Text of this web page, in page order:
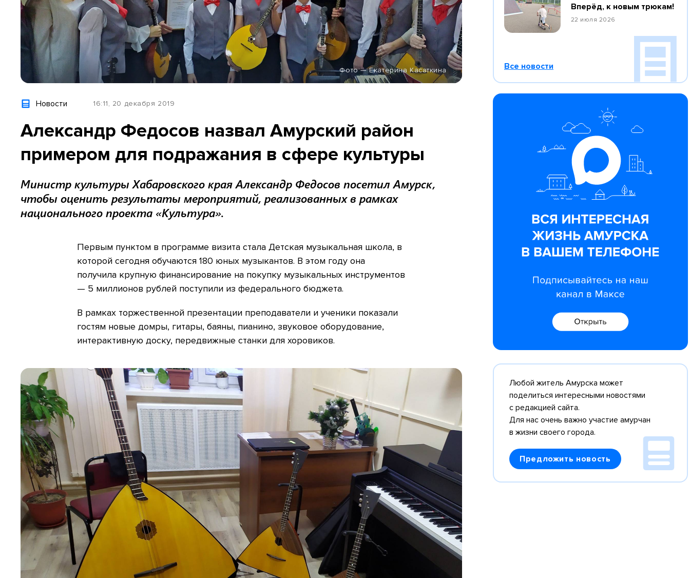
Фото — Екатерина Касаткина
Новости 16:11, 20 декабря 2019
Александр Федосов назвал Амурский район
примером для подражания в сфере культуры
Министр культуры Хабаровского края Александр Федосов посетил Амурск,
чтобы оценить результаты мероприятий, реализованных в рамках
национального проекта «Культура».
Первым пунктом в программе визита стала Детская музыкальная школа, в
которой сегодня обучаются 180 юных музыкантов. В этом году она
получила крупную финансирование на покупку музыкальных инструментов
— 5 миллионов рублей поступили из федерального бюджета.
В рамках торжественной презентации преподаватели и ученики показали
гостям новые домры, гитары, баяны, пианино, звуковое оборудование,
интерактивную доску, передвижные станки для хоровиков.
Вперёд, к новым трюкам!
22 июля 2026
Все новости
Любой житель Амурска может
поделиться интересными новостями
с редакцией сайта.
Для нас очень важно участие амурчан
в жизни своего города.
Предложить новость